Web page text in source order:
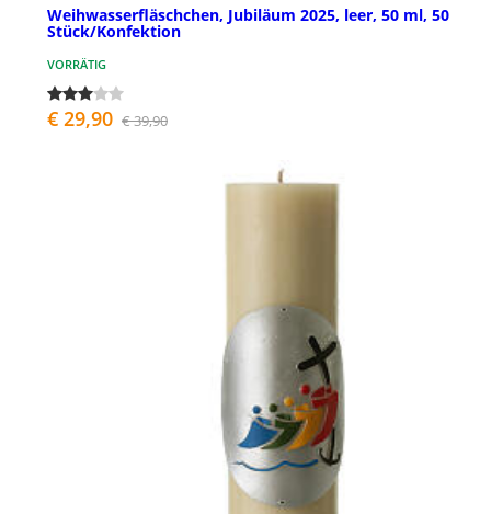
Weihwasserfläschchen, Jubiläum 2025, leer, 50 ml, 50
Stück/Konfektion
VORRÄTIG
€ 29,90 € 39,90